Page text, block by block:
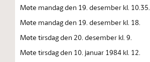
Møte mandag den 19. desember kl. 10.35.
Møte mandag den 19. desember kl. 18.
Møte tirsdag den 20. desember kl. 9.
Møte tirsdag den 10. januar 1984 kl. 12.